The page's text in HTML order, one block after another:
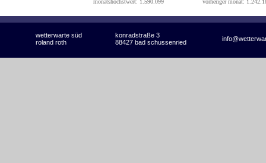
monatshöchstwert: 1.590.099 vorheriger monat:
wetterwarte süd konradstraße 3
roland roth 88427 bad schussenried